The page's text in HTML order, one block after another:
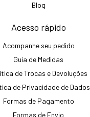
Blog
Acesso rápido
Acompanhe seu pedido
Guia de Medidas
de Trocas e Devoluções
de Privacidade de Dados
Formas de Pagamento
Formas de Envio